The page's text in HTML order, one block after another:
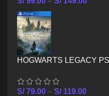
HOGWARTS LEGACY
S/79.00 – S/119.00